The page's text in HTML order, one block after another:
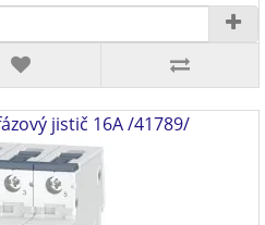
jistič 16A /41789/